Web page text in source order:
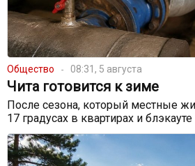
Общество 08:31, 5 августа
Чита готовится к зиме
После сезона, который местные
17 градусах в квартирах и